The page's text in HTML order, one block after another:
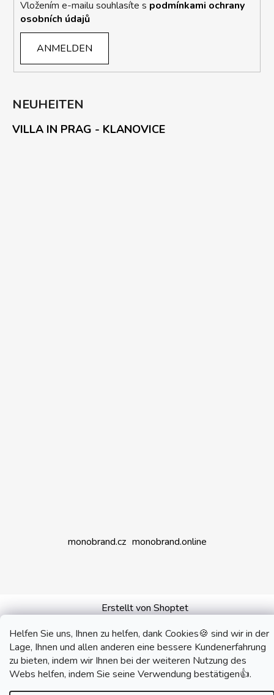
Helfen Sie uns, Ihnen zu helfen, dank Cookies🍪 sind wir in der
Lage, Ihnen und allen anderen eine bessere Kundenerfahrung
zu bieten, indem wir Ihnen bei der weiteren Nutzung des
Webs helfen, indem Sie seine Verwendung bestätigen👍.
Vložením e-mailu souhlasíte s podmínkami ochrany
osobních údajů
ANMELDEN
NEUHEITEN
VILLA IN PRAG - KLANOVICE
monobrand.cz monobrand.online
Erstellt von Shoptet
vorbehalten.